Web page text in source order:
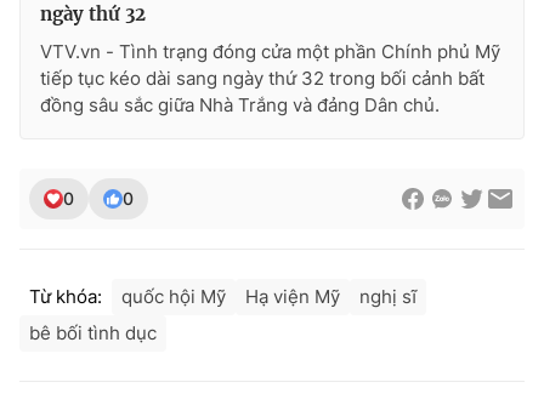
ngày thứ 32
VTV.vn - Tình trạng đóng cửa một phần Chính phủ Mỹ
tiếp tục kéo dài sang ngày thứ 32 trong bối cảnh bất
đồng sâu sắc giữa Nhà Trắng và đảng Dân chủ.
0 0
Từ khóa: quốc hội Mỹ Hạ viện Mỹ
nghị sĩ
bê bối tình dục